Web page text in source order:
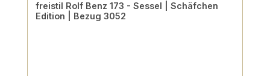
freistil Rolf Benz 173 - Sessel | Schäfchen
Edition | Bezug 3052